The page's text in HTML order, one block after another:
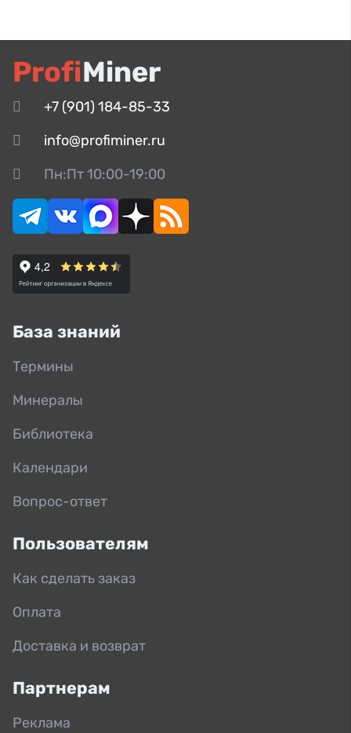
ProfiMiner
+7 (901) 184-85-33
info@profiminer.ru
Пн:Пт 10:00-19:00
База знаний
Термины
Минералы
Библиотека
Календари
Вопрос-ответ
Пользователям
Как сделать заказ
Оплата
Доставка и возврат
Партнерам
Реклама